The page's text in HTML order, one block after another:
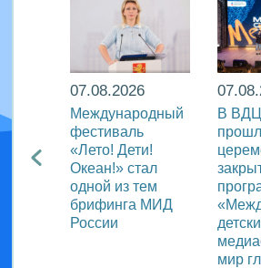
07.08.2026
Международный
фестиваль
«Лето! Дети!
Океан!» стал
одной из тем
брифинга МИД
России
В
мир